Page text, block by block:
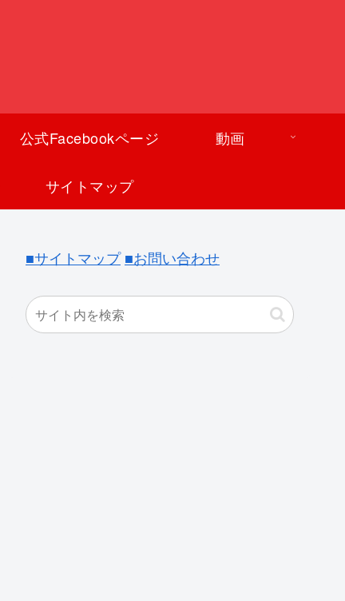
公式Facebookページ 動画
サイトマップ
■サイトマップ ■お問い合わせ